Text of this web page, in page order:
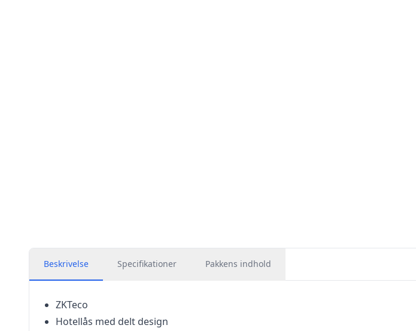
Beskrivelse Specifikationer Pakkens indhold
ZKTeco
Hotellås med delt design